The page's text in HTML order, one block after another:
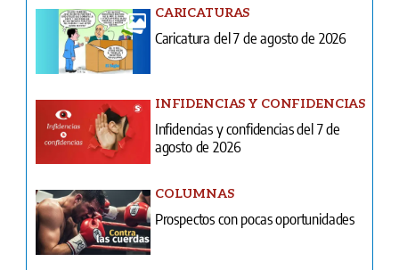
CARICATURAS
Caricatura del 7 de agosto de 2026
INFIDENCIAS Y CONFIDENCIAS
Infidencias y confidencias del 7 de
agosto de 2026
COLUMNAS
Prospectos con pocas oportunidades